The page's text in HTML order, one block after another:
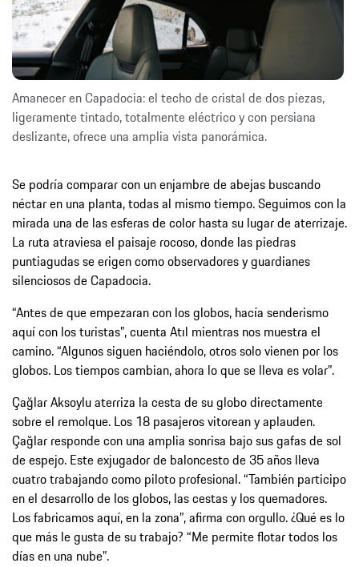
Amanecer en Capadocia: el techo de cristal de dos piezas,
ligeramente tintado, totalmente eléctrico y con persiana
deslizante, ofrece una amplia vista panorámica.
Se podría comparar con un enjambre de abejas buscando
néctar en una planta, todas al mismo tiempo. Seguimos con la
mirada una de las esferas de color hasta su lugar de aterrizaje.
La ruta atraviesa el paisaje rocoso, donde las piedras
puntiagudas se erigen como observadores y guardianes
silenciosos de Capadocia.
“Antes de que empezaran con los globos, hacía senderismo
aquí con los turistas”, cuenta Atıl mientras nos muestra el
camino. “Algunos siguen haciéndolo, otros solo vienen por los
globos. Los tiempos cambian, ahora lo que se lleva es volar”.
Çağlar Aksoylu aterriza la cesta de su globo directamente
sobre el remolque. Los 18 pasajeros vitorean y aplauden.
Çağlar responde con una amplia sonrisa bajo sus gafas de sol
de espejo. Este exjugador de baloncesto de 35 años lleva
cuatro trabajando como piloto profesional. “También participo
en el desarrollo de los globos, las cestas y los quemadores.
Los fabricamos aquí, en la zona”, afirma con orgullo. ¿Qué es lo
que más le gusta de su trabajo? “Me permite flotar todos los
días en una nube”.